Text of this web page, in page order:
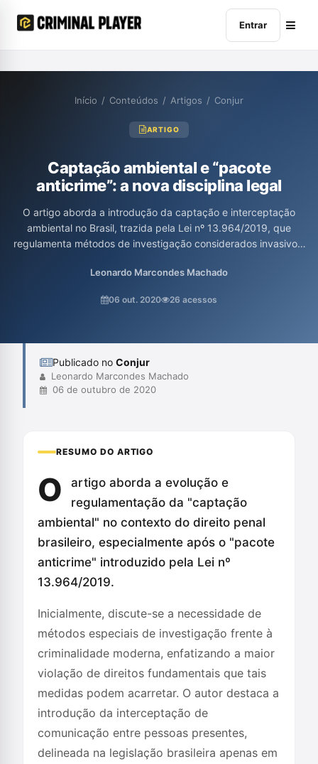
Entrar
Início / Conteúdos / Artigos / Conjur
ARTIGO
Captação ambiental e “pacote
anticrime”: a nova disciplina legal
O artigo aborda a introdução da captação e interceptação
ambiental no Brasil, trazida pela Lei nº 13.964/2019, que
regulamenta métodos de investigação considerados invasivos,
autores discutem a importância da autorização judicial e os
destacando as controvérsias sobre a sua constitucionalidade e
Leonardo Marcondes Machado
06 out. 2020 26 acessos
Publicado no Conjur
Leonardo Marcondes Machado
06 de outubro de 2020
RESUMO DO ARTIGO
O
artigo aborda a evolução e
regulamentação da "captação
ambiental" no contexto do direito penal
brasileiro, especialmente após o "pacote
anticrime" introduzido pela Lei nº
13.964/2019.
Inicialmente, discute-se a necessidade de
métodos especiais de investigação frente à
criminalidade moderna, enfatizando a maior
violação de direitos fundamentais que tais
medidas podem acarretar. O autor destaca a
introdução da interceptação de
comunicação entre pessoas presentes,
delineada na legislação brasileira apenas em